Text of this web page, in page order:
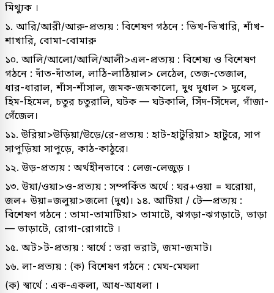
মিথ্যুক ।
১. আরি/আরী/আরু-প্রত্যয় : বিশেষণ গঠনে : ভিখ-ভিখারি, শাঁখ-
শাখারি, বোমা-বোমারু
১০. আলি/আলো/আলি/আলী>এল-প্রত্যয় : বিশেষ্য ও বিশেষণ
গঠনে : দাঁত-দাঁতাল, লাঠি-লাঠিয়াল> লেঠেল, তেজ-তেজাল,
ধার-ধারাল, শাঁস-শাঁসাল, জমক-জমকালো, দুধ দুধাল > দুধেল,
হিম-হিমেল, চতুর চতুরালি, ঘটক — ঘটকালি, সিঁদ-সিঁদেল, গাঁজা-
গেঁজেল।
১১. উরিয়া>উড়িয়া/উড়ে/রে-প্রত্যয় : হাট-হাটুরিয়া> হাটুরে, সাপ
সাপুড়িয়া সাপুড়ে, কাঠ-কাঠুরে।
১২. উড়-প্রত্যয় : অর্থহীনভাবে : লেজ-লেজুড় ।
১৩. উয়া/ওয়া>ও-প্রত্যয় : সম্পর্কিত অর্থে : ঘর+ওয়া = ঘরোয়া,
জল+ উয়া=জলুয়া>জলো (দুধ)। ১৪. আটিয়া / টে—প্রত্যয় :
বিশেষণ গঠনে : তামা-তামাটিয়া> তামাটে, ঝগড়া-ঝগড়াটে, ভাড়া
— ভাড়াটে, রোগা-রোগাটে ।
১৫. অট>ট-প্রত্যয় : স্বার্থে : ভরা ভরাট, জমা-জমাট।
১৬. লা-প্রত্যয় : (ক) বিশেষণ গঠনে : মেঘ-মেঘলা
(ক) স্বার্থে : এক-একলা, আধ-আধলা ।